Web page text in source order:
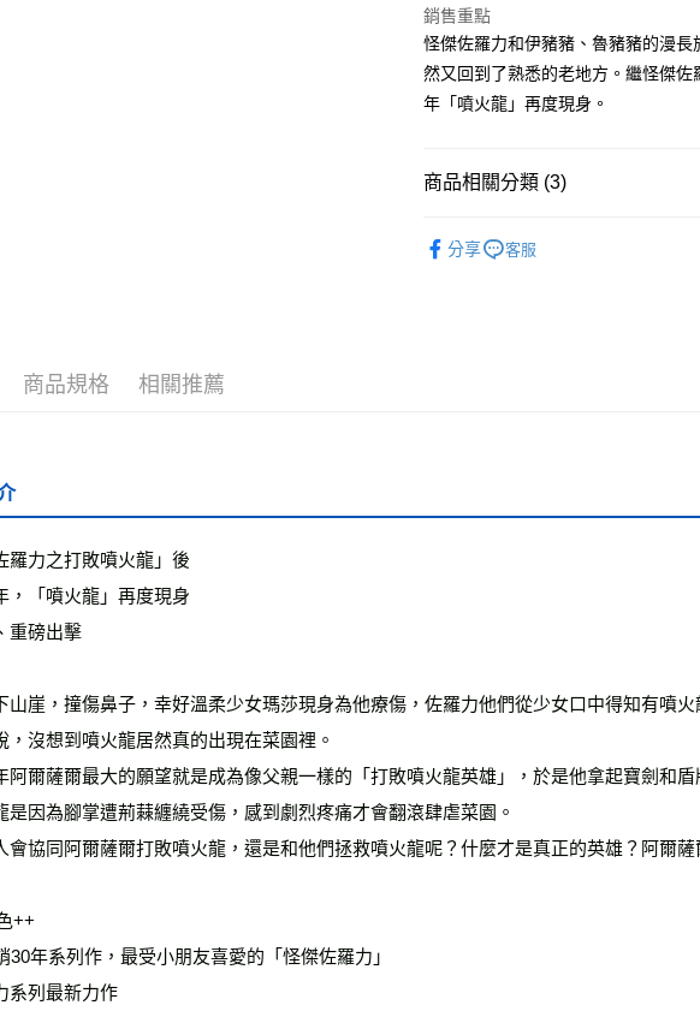
悠遊付
每筆NT$50，滿NT$499(含以上)免運
宅配
雜誌海外運費
銷售重點
怪傑佐羅力和伊豬豬、魯豬豬的漫
然又回到了熟悉的老地方。繼怪傑
年「噴火龍」再度現身。
商品相關分類 (3)
分享 客服
商品規格 相關推薦
羅力之打敗噴火龍」後
，「噴火龍」再度現身
重磅出擊
山崖，撞傷鼻子，幸好溫柔少女瑪莎現身為他療傷，佐羅力他們從少女口中得知有噴
，沒想到噴火龍居然真的出現在菜園裡。
阿爾薩爾最大的願望就是成為像父親一樣的「打敗噴火龍英雄」，於是他拿起寶劍和
是因為腳掌遭荊蕀纏繞受傷，感到劇烈疼痛才會翻滾肆虐菜園。
會協同阿爾薩爾打敗噴火龍，還是和他們拯救噴火龍呢？什麼才是真正的英雄？阿爾薩
++
30年系列作，最受小朋友喜愛的「怪傑佐羅力」
系列最新力作